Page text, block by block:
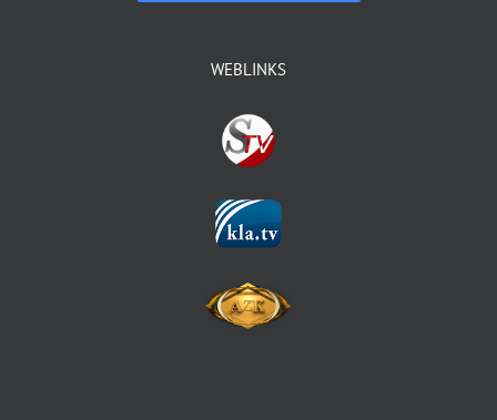
WEBLINKS